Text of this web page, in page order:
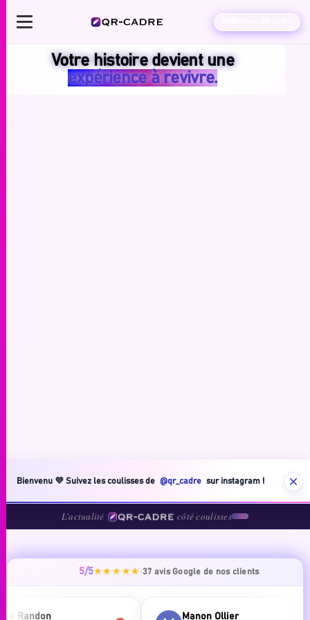
Votre histoire devient une
expérience à revivre.
Bienvenu 💜 Suivez les coulisses de @qr_cadre sur instagram !
L'actualité côté coulisses
5/5★★★★★ ·37 avis Google de nos clients
Randon Manon Ollier